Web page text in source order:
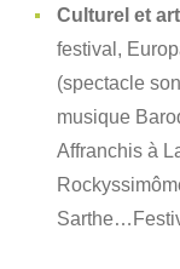
Culturel et
festival,
(spectacle
musique
Affranchis à